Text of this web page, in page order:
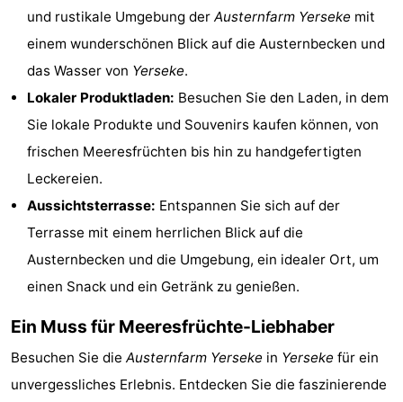
Zimmer
(mit
Frühstück)
Lastminutes
Strand
Sehen
tun
Museen
Denkmäler
Aussichtspunkte
Attraktionen
-
Spielplätze
-
und rustikale Umgebung der Austernfarm Yerseke mit
einem wunderschönen Blick auf die Austernbecken und
das Wasser von Yerseke.
Lokaler Produktladen: Besuchen Sie den Laden, in dem
Sie lokale Produkte und Souvenirs kaufen können, von
frischen Meeresfrüchten bis hin zu handgefertigten
Leckereien.
Aussichtsterrasse: Entspannen Sie sich auf der
Terrasse mit einem herrlichen Blick auf die
Austernbecken und die Umgebung, ein idealer Ort, um
einen Snack und ein Getränk zu genießen.
Ein Muss für Meeresfrüchte-Liebhaber
Besuchen Sie die Austernfarm Yerseke in Yerseke für ein
unvergessliches Erlebnis. Entdecken Sie die faszinierende